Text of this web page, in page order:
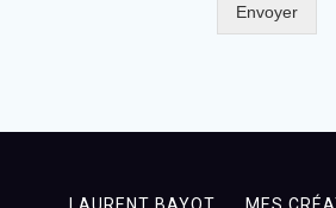
Envoyer